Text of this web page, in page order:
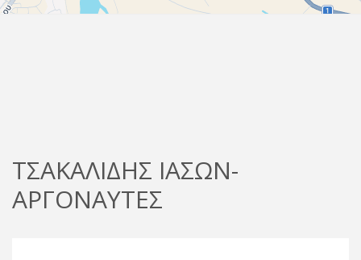
Leaflet | Map data ©Google
ΤΣΑΚΑΛΙΔΗΣ ΙΑΣΩΝ-
ΑΡΓΟΝΑΥΤΕΣ